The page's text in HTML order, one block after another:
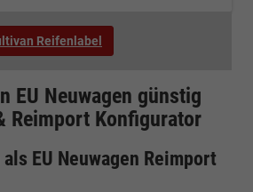
Reifenlabel
EU Neuwagen günstig
Reimport Konfigurator
EU Neuwagen Reimport